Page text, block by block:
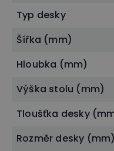
Pracovní a jednací
z kvalitních
Čtvercové profily v
Typ desky
Šířka (mm)
Hloubka (mm)
Výška stolu (mm)
Tloušťka desky
Rozměr desky (mm)